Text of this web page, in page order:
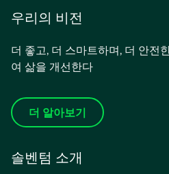
우리의 비전
더 좋고, 더 스마트하며, 더 안전
여 삶을 개선한다
더 알아보기
솔벤텀 소개